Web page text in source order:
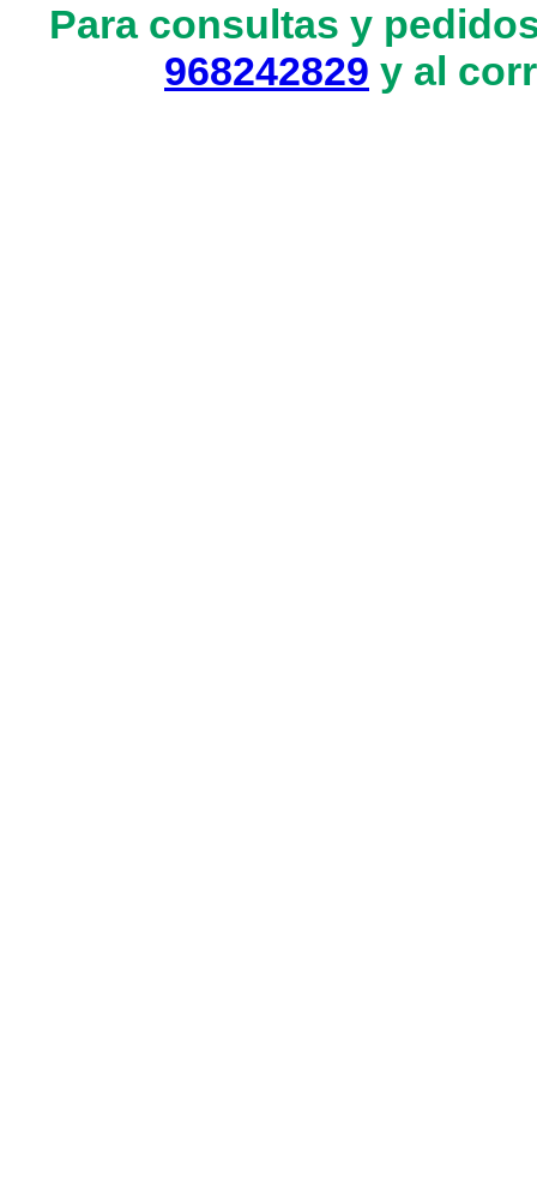
Para consultas y
968242829 y al